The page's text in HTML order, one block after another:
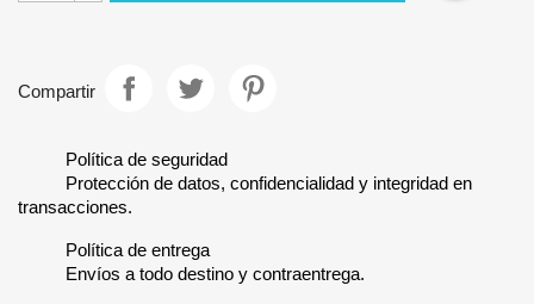
Compartir
Política de seguridad
Protección de datos, confidencialidad y integridad en
transacciones.
Política de entrega
Envíos a todo destino y contraentrega.